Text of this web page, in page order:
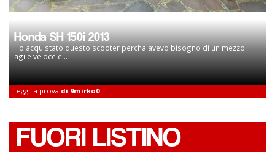
Honda SH 150i 2013
Ho acquistato questo scooter perchà avevo bisogno di un mezzo
agile veloce e...
Leggi la prova di 9mirko0
FUORI LISTINO